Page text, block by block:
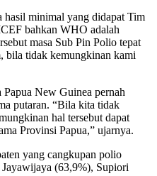
hasil minimal yang didapat Tim
bahkan WHO adalah
masa Sub Pin Polio tepat
bila tidak kemungkinan kami
New Guinea pernah
putaran. “Bila kita tidak
hal tersebut dapat
Provinsi Papua,” ujarnya.
yang cangkupan polio
(63,9%), Supiori